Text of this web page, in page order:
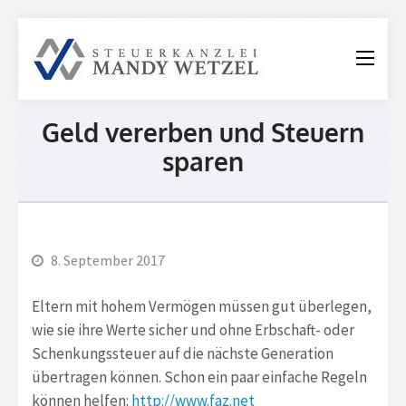
Steuerkanzlei
Wetzel
Geld vererben und Steuern
sparen
8. September 2017
Eltern mit hohem Vermögen müssen gut überlegen,
wie sie ihre Werte sicher und ohne Erbschaft- oder
Schenkungssteuer auf die nächste Generation
übertragen können. Schon ein paar einfache Regeln
können helfen: http://www.faz.net